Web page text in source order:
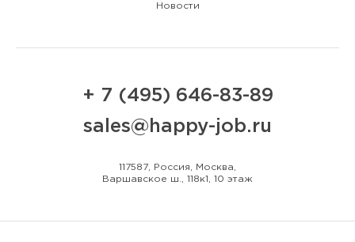
Новости
+ 7 (495) 646-83-89
sales@happy-job.ru
117587, Россия, Москва,
Варшавское ш., 118к1, 10 этаж